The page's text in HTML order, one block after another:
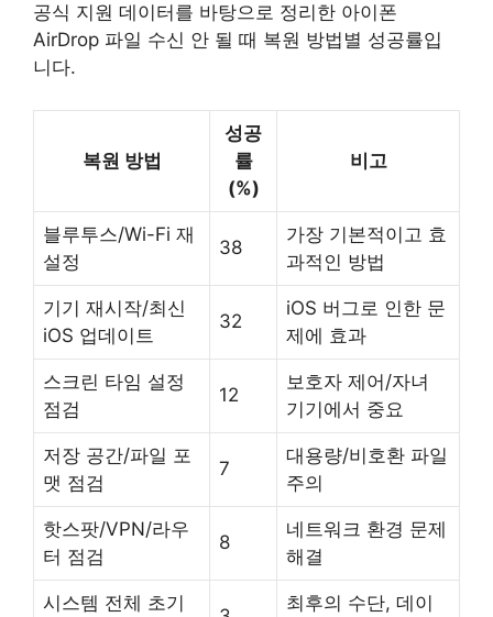
공식 지원 데이터를 바탕으로 정리한 아이폰
AirDrop 파일 수신 안 될 때 복원 방법별 성공률입
니다.
복원 방법
성공
률
(%)
비고
블루투스/Wi-Fi 재
설정
38
가장 기본적이고 효
과적인 방법
기기 재시작/최신
iOS 업데이트
32
iOS 버그로 인한 문
제에 효과
스크린 타임 설정
점검
12
보호자 제어/자녀
기기에서 중요
저장 공간/파일 포
맷 점검
7
대용량/비호환 파일
주의
핫스팟/VPN/라우
터 점검
8
네트워크 환경 문제
해결
시스템 전체 초기 최후의 수단, 데이